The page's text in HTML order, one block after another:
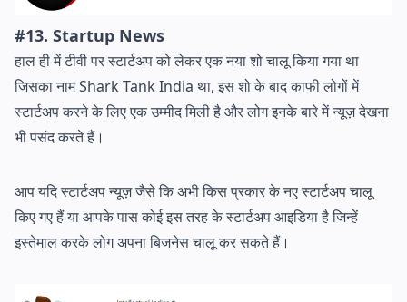
#13. Startup News
हाल ही में टीवी पर स्टार्टअप को लेकर एक नया शो चालू किया गया था
जिसका नाम Shark Tank India था, इस शो के बाद काफी लोगों में
स्टार्टअप करने के लिए एक उम्मीद मिली है और लोग इनके बारे में न्यूज़ देखना
भी पसंद करते हैं।
आप यदि स्टार्टअप न्यूज़ जैसे कि अभी किस प्रकार के नए स्टार्टअप चालू
किए गए हैं या आपके पास कोई इस तरह के स्टार्टअप आइडिया है जिन्हें
इस्तेमाल करके लोग अपना बिजनेस चालू कर सकते हैं।